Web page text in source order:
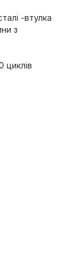
-втулка
з
циклів